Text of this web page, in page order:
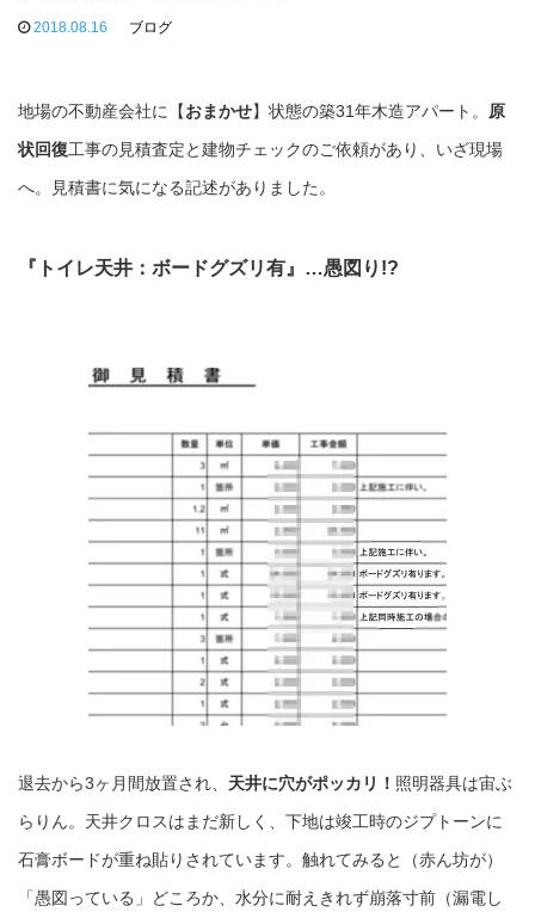
2018.08.16 ブログ
地場の不動産会社に【おまかせ】状態の築31年木造アパート。 原
状回復工事の見積査定と建物チェックのご依頼があり、いざ現場
へ。見積書に気になる記述がありました。
『トイレ天井：ボードグズリ有』…愚図り!?
退去から3ヶ月間放置され、 天井に穴がポッカリ！ 照明器具は宙ぶ
らりん。天井クロスはまだ新しく、下地は竣工時のジプトーンに
石膏ボードが重ね貼りされています。触れてみると（赤ん坊が）
「愚図っている」どころか、水分に耐えきれず崩落寸前（漏電し